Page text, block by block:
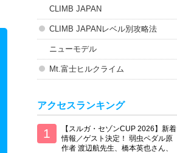
CLIMB JAPAN
CLIMB JAPANレベル別攻略法
ニューモデル
Mt.富士ヒルクライム
アクセスランキング
【スルガ・セゾンCUP 2026】新着
情報／ゲスト決定！ 弱虫ペダル原
作者 渡辺航先生、橋本英也さん、